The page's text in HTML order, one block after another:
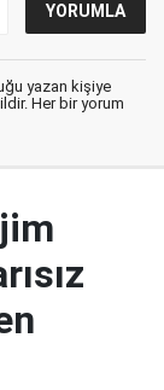
yazan kişiye
Her bir yorum